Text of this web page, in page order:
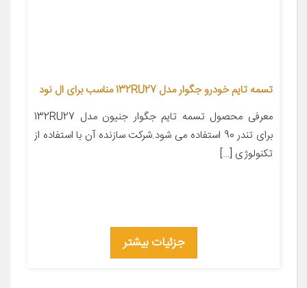
تسمه تایم خودرو جگوار مدل 132RU27 مناسب برای ال نود
معرفی محصول تسمه تایم جگوار جنیون مدل 132RU27
برای تندر 90 استفاده می شود.شرکت سازنده آن با استفاده از
تکنولوژی […]
جزئیات بیشتر